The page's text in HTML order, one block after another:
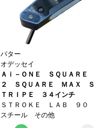
パター
オデッセイ
Ａｉ－ＯＮＥ ＳＱＵＡＲＥ
２ ＳＱＵＡＲＥ ＭＡＸ Ｓ
ＴＲＩＰＥ ３４インチ
ＳＴＲＯＫＥ ＬＡＢ ９０
スチール その他